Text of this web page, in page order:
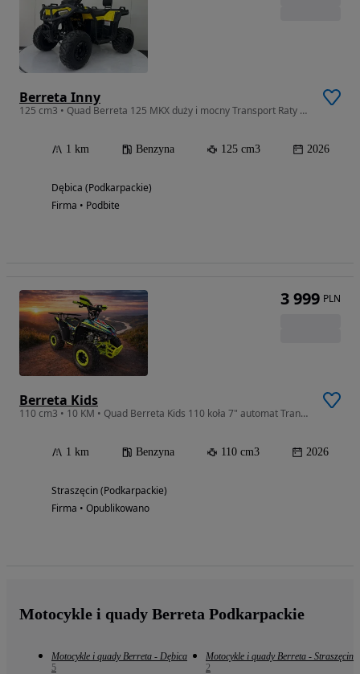
Berreta Inny
125 cm3 • Quad Berreta 125 MKX duży i mocny Transport Raty Asix Barton
1 km Benzyna 125 cm3 2026
Dębica (Podkarpackie)
Firma • Podbite
Berreta Kids
110 cm3 • 10 KM • Quad Berreta Kids 110 koła 7" automat Transport Raty Asix Muddy Sztorm
1 km Benzyna 110 cm3 2026
Straszęcin (Podkarpackie)
Firma • Opublikowano
3 999 PLN
Motocykle i quady Berreta Podkarpackie
Motocykle i quady Berreta - Dębica
5
Motocykle i quady Berreta - Straszęcin
2